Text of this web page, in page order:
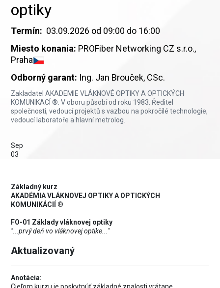
optiky
Termín: 03.09.2026 od 09:00 do 16:00
Miesto konania: PROFiber Networking CZ s.r.o.,
Praha
Odborný garant: Ing. Jan Brouček, CSc.
Zakladatel AKADEMIE VLÁKNOVÉ OPTIKY A OPTICKÝCH
KOMUNIKACÍ ®. V oboru působí od roku 1983. Ředitel
společnosti, vedoucí projektů s vazbou na pokročilé technologie,
vedoucí laboratoře a hlavní metrolog.
Sep
03
Základný kurz
AKADÉMIA VLÁKNOVEJ OPTIKY A OPTICKÝCH
KOMUNIKÁCIÍ ®
FO-01 Základy vláknovej optiky
"...prvý deň vo vláknovej optike..."
Aktualizovaný
Anotácia: